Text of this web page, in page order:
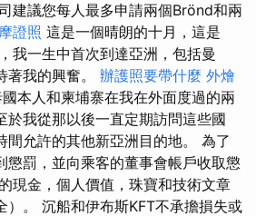
建議您每人最多申請兩個Brönd和兩
證照 這是一個晴朗的十月，這是
我一生中首次到達亞洲，包括曼
著我的興奮。 辦護照要帶什麼 外燴
本人和柬埔寨在我在外面度過的兩
於我從那以後一直定期訪問這些國
間允許的其他新亞洲目的地。 為了
懲罰，並向乘客的董事會帳戶收取懲
現金，個人價值，珠寶和技術文章
）。 沉船和伊布斯KFT不承擔損失或